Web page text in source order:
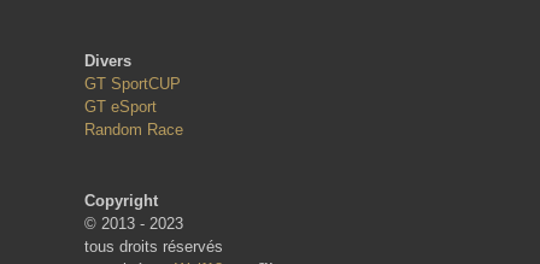
Divers
GT SportCUP
GT eSport
Random Race
Copyright
© 2013 - 2023
tous droits réservés